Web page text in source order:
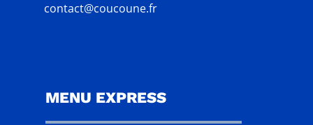
contact@coucoune.fr
MENU EXPRESS